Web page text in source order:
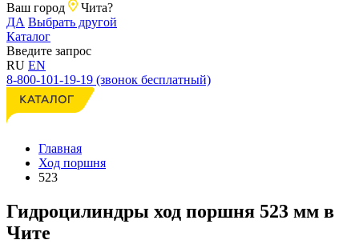
Ваш город
Чита?
ДА Выбрать другой
Каталог
Введите запрос
RU EN
8-800-101-19-19 (звонок бесплатный)
Главная
Ход поршня
523
Гидроцилиндры ход поршня 523 мм в
Чите